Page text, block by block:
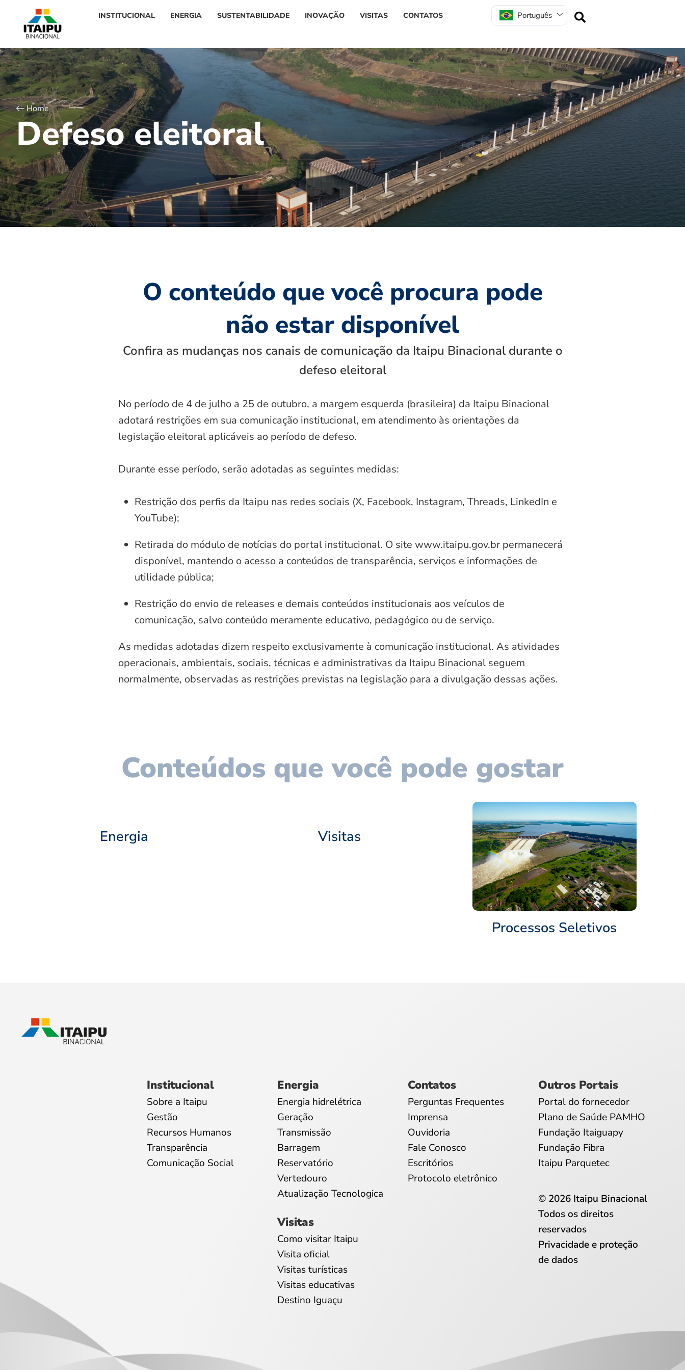
INSTITUCIONAL ENERGIA SUSTENTABILIDADE INOVAÇÃO VISITAS CONTATOS Português
Home
Defeso eleitoral
O conteúdo que você procura pode
não estar disponível
Confira as mudanças nos canais de comunicação da Itaipu Binacional durante o
defeso eleitoral
No período de 4 de julho a 25 de outubro, a margem esquerda (brasileira) da Itaipu Binacional
adotará restrições em sua comunicação institucional, em atendimento às orientações da
legislação eleitoral aplicáveis ao período de defeso.
Durante esse período, serão adotadas as seguintes medidas:
Restrição dos perfis da Itaipu nas redes sociais (X, Facebook, Instagram, Threads, LinkedIn e
YouTube);
Retirada do módulo de notícias do portal institucional. O site www.itaipu.gov.br permanecerá
disponível, mantendo o acesso a conteúdos de transparência, serviços e informações de
utilidade pública;
Restrição do envio de releases e demais conteúdos institucionais aos veículos de
comunicação, salvo conteúdo meramente educativo, pedagógico ou de serviço.
As medidas adotadas dizem respeito exclusivamente à comunicação institucional. As atividades
operacionais, ambientais, sociais, técnicas e administrativas da Itaipu Binacional seguem
normalmente, observadas as restrições previstas na legislação para a divulgação dessas ações.
Conteúdos que você pode gostar
Energia Visitas
Processos Seletivos
Institucional
Sobre a Itaipu
Gestão
Recursos Humanos
Transparência
Comunicação Social
Energia
Energia hidrelétrica
Geração
Transmissão
Barragem
Reservatório
Vertedouro
Atualização Tecnologica
Visitas
Como visitar Itaipu
Visita oficial
Visitas turísticas
Visitas educativas
Destino Iguaçu
Contatos
Perguntas Frequentes
Imprensa
Ouvidoria
Fale Conosco
Escritórios
Protocolo eletrônico
Outros Portais
Portal do fornecedor
Plano de Saúde PAMHO
Fundação Itaiguapy
Fundação Fibra
Itaipu Parquetec
© 2026 Itaipu Binacional
Todos os direitos
reservados
Privacidade e proteção
de dados